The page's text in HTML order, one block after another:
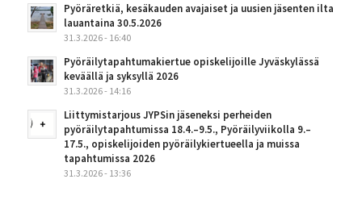
Pyöräretkiä, kesäkauden avajaiset ja uusien jäsenten ilta
lauantaina 30.5.2026
31.3.2026 - 16:40
Pyöräilytapahtumakiertue opiskelijoille Jyväskylässä
keväällä ja syksyllä 2026
31.3.2026 - 14:16
Liittymistarjous JYPSin jäseneksi perheiden
pyöräilytapahtumissa 18.4.–9.5., Pyöräilyviikolla 9.–
17.5., opiskelijoiden pyöräilykiertueella ja muissa
tapahtumissa 2026
31.3.2026 - 13:36